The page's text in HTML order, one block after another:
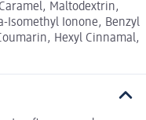
Maltodextrin,
Isomethyl Ionone, Benzyl
Hexyl Cinnamal,